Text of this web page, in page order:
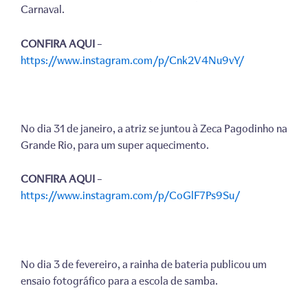
Carnaval.
CONFIRA AQUI–
https://www.instagram.com/p/Cnk2V4Nu9vY/
No dia 31 de janeiro, a atriz se juntou à Zeca Pagodinho na
Grande Rio, para um super aquecimento.
CONFIRA AQUI–
https://www.instagram.com/p/CoGlF7Ps9Su/
No dia 3 de fevereiro, a rainha de bateria publicou um
ensaio fotográfico para a escola de samba.